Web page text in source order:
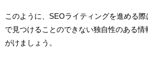
このように、SEOライティングを進める際
で見つけることのできない独自性のある情
がけましょう。